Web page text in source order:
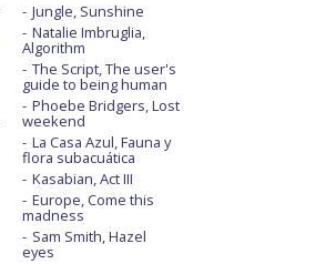
Jungle, Sunshine
Natalie Imbruglia,
Algorithm
The Script, The user's
guide to being human
Phoebe Bridgers, Lost
weekend
La Casa Azul, Fauna y
flora subacuática
Kasabian, Act III
Europe, Come this
madness
Sam Smith, Hazel
eyes